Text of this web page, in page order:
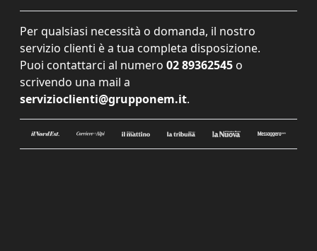
Per qualsiasi necessità o domanda, il nostro
servizio clienti è a tua completa disposizione.
Puoi contattarci al numero 02 89362545 o
scrivendo una mail a
servizioclienti@grupponem.it.